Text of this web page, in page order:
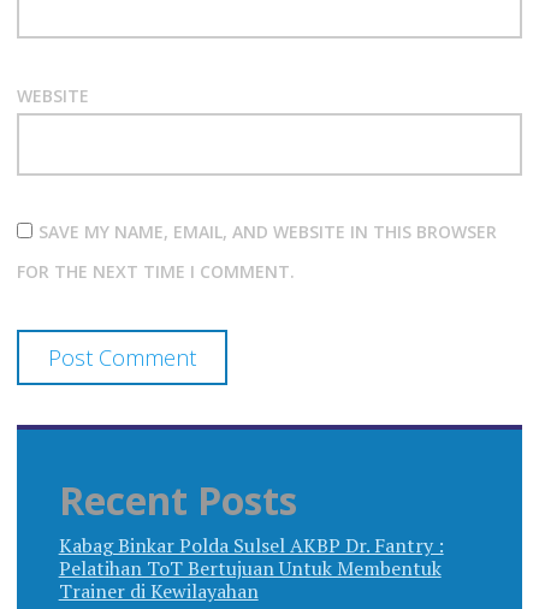
WEBSITE
SAVE MY NAME, EMAIL, AND WEBSITE IN THIS BROWSER
FOR THE NEXT TIME I COMMENT.
Recent Posts
Kabag Binkar Polda Sulsel AKBP Dr. Fantry :
Pelatihan ToT Bertujuan Untuk Membentuk
Trainer di Kewilayahan